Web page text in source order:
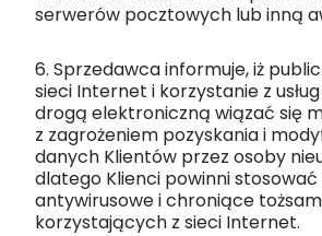
serwerów pocztowych lub inną
6. Sprzedawca informuje, iż
sieci Internet i korzystanie z
drogą elektroniczną wiązać się
z zagrożeniem pozyskania i
danych Klientów przez osoby
dlatego Klienci powinni
antywirusowe i chroniące
korzystających z sieci Internet.